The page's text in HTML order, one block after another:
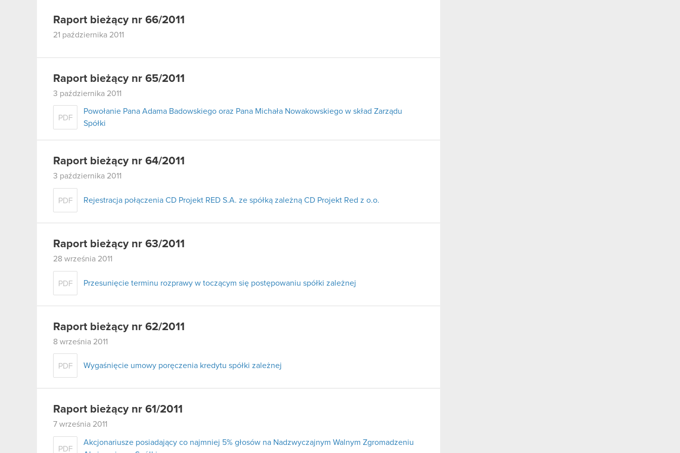
Raport bieżący nr 66/2011
21 października 2011
Raport bieżący nr 65/2011
3 października 2011
PDF
Powołanie Pana Adama Badowskiego oraz Pana Michała Nowakowskiego w skład Zarządu
Spółki
Raport bieżący nr 64/2011
3 października 2011
PDF Rejestracja połączenia CD Projekt RED S.A. ze spółką zależną CD Projekt Red z o.o.
Raport bieżący nr 63/2011
28 września 2011
PDF Przesunięcie terminu rozprawy w toczącym się postępowaniu spółki zależnej
Raport bieżący nr 62/2011
8 września 2011
PDF Wygaśnięcie umowy poręczenia kredytu spółki zależnej
Raport bieżący nr 61/2011
7 września 2011
PDF
Akcjonariusze posiadający co najmniej 5% głosów na Nadzwyczajnym Walnym Zgromadzeniu